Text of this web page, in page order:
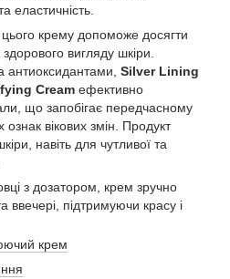
еластичність.
крему допоможе досягти
вигляду шкіри.
антиоксидантами, Silver Lining
Cream ефективно
що запобігає передчасному
вікових змін. Продукт
навіть для чутливої та
з дозатором, крем зручно
ввечері, підтримуючи красу і
крем